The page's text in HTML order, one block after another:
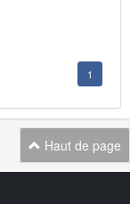
1
Haut de page